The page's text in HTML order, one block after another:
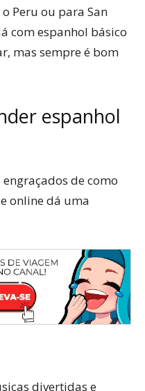
Peru ou para San
com espanhol básico
mas sempre é bom
espanhol
de como
online dá uma
divertidas e